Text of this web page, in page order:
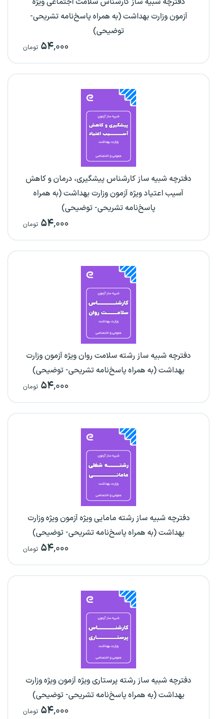
آزمون وزارت بهداشت (به همراه پاسخ‌نامه تشریحی-
توضیحی)
۵۴,۰۰۰ تومان
دفترچه شبیه ساز کارشناس پیشگیری، درمان و کاهش
آسیب اعتیاد ویژه آزمون وزارت بهداشت (به همراه
پاسخ‌نامه تشریحی- توضیحی)
۵۴,۰۰۰ تومان
دفترچه شبیه ساز رشته سلامت روان ویژه آزمون وزارت
بهداشت (به همراه پاسخ‌نامه تشریحی- توضیحی)
۵۴,۰۰۰ تومان
دفترچه شبیه ساز رشته مامایی ویژه آزمون ویژه وزارت
بهداشت (به همراه پاسخ‌نامه تشریحی- توضیحی)
۵۴,۰۰۰ تومان
دفترچه شبیه ساز رشته پرستاری ویژه آزمون ویژه وزارت
بهداشت (به همراه پاسخ‌نامه تشریحی- توضیحی)
۵۴,۰۰۰ تومان